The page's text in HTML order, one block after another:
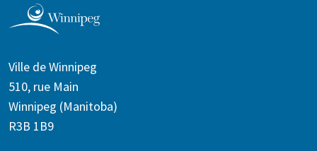
Ville de Winnipeg
510, rue Main
Winnipeg (Manitoba)
R3B 1B9